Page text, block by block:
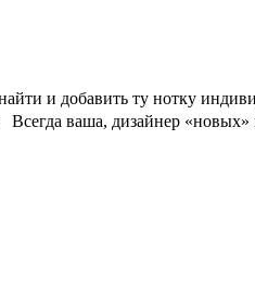
и добавить ту нотку
ваша, дизайнер «новых»